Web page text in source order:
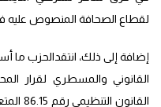
لقطاع الصحافة المنصوص عليه في الفصل
إضافة إلى ذلك، انتقدالحزب ما